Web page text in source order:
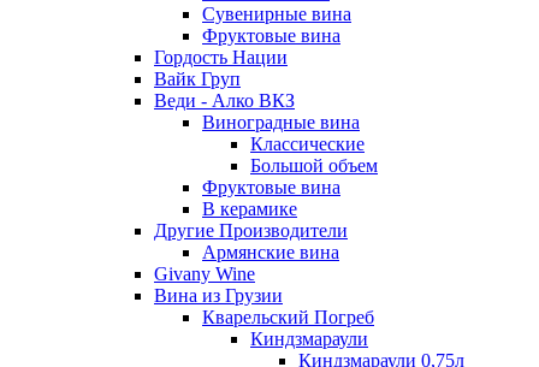
Сувенирные вина
Фруктовые вина
Гордость Нации
Вайк Груп
Веди - Алко ВКЗ
Виноградные вина
Классические
Большой объем
Фруктовые вина
В керамике
Другие Производители
Армянские вина
Givany Wine
Вина из Грузии
Кварельский Погреб
Киндзмараули
Киндзмараули 0,75л